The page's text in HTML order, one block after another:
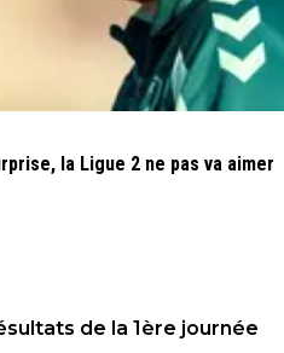
la Ligue 2 ne pas va aimer
de la 1ère journée